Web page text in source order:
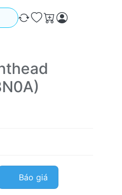
khi bạn nhập. Nhấn phím
So sánh
Ưa thích
Giỏ hàng
Kit (498N0A) với
Báo giá